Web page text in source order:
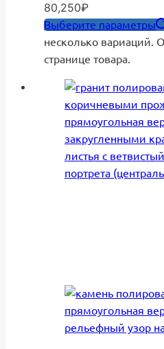
80,250₽
Выберите параметры
несколько вариаций.
странице товара.